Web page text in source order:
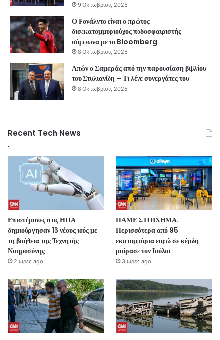
9 Οκτωβρίου, 2025
Ο Ρονάλντο είναι ο πρώτος
δισεκατομμυριούχος ποδοσφαιριστής
σύμφωνα με το Bloomberg
8 Οκτωβρίου, 2025
Απών ο Σαμαράς από την παρουσίαση βιβλίου
του Στυλιανίδη – Τι λένε συνεργάτες του
8 Οκτωβρίου, 2025
Recent Tech News
Επιστήμονες στις ΗΠΑ
δημιούργησαν 16 νέους ιούς με
τη βοήθεια της Τεχνητής
Νοημοσύνης
2 ώρες ago
ΠΑΜΕ ΣΤΟΙΧΗΜΑ:
Περισσότερα από 95
εκατομμύρια ευρώ σε κέρδη
μοίρασε τον Ιούλιο
3 ώρες ago